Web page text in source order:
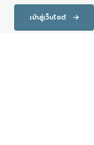
เข้าสู่เว็บไซต์